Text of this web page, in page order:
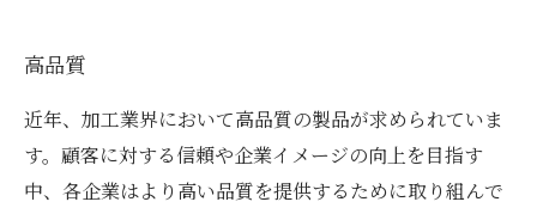
高品質
近年、加工業界において高品質の製品が求められていま
す。顧客に対する信頼や企業イメージの向上を目指す
中、各企業はより高い品質を提供するために取り組んで